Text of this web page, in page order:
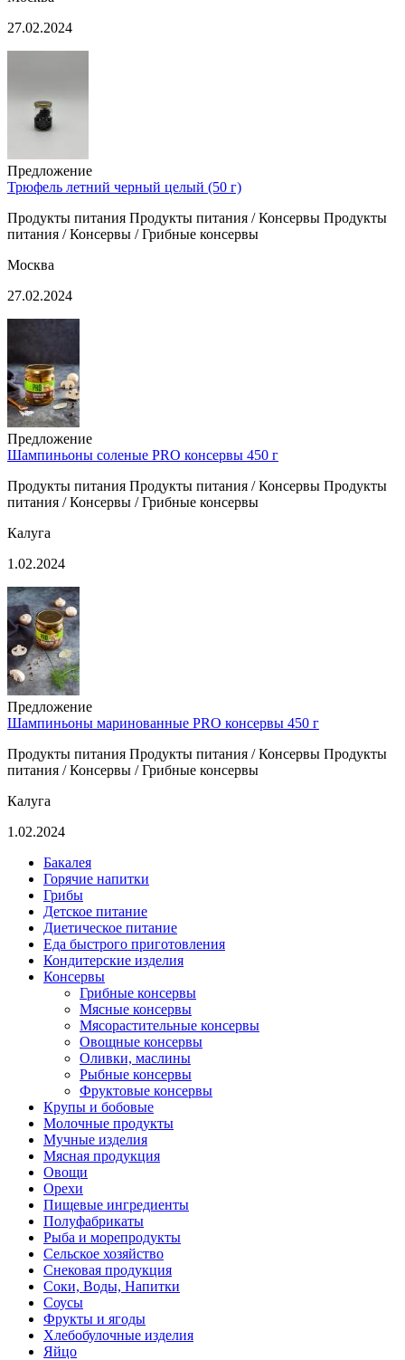
27.02.2024
Предложение
Трюфель летний черный целый (50 г)
Продукты питания Продукты питания / Консервы Продукты
питания / Консервы / Грибные консервы
Москва
27.02.2024
Предложение
Шампиньоны соленые PRO консервы 450 г
Продукты питания Продукты питания / Консервы Продукты
питания / Консервы / Грибные консервы
Калуга
1.02.2024
Предложение
Шампиньоны маринованные PRO консервы 450 г
Продукты питания Продукты питания / Консервы Продукты
питания / Консервы / Грибные консервы
Калуга
1.02.2024
Бакалея
Горячие напитки
Грибы
Детское питание
Диетическое питание
Еда быстрого приготовления
Кондитерские изделия
Консервы
Грибные консервы
Мясные консервы
Мясорастительные консервы
Овощные консервы
Оливки, маслины
Рыбные консервы
Фруктовые консервы
Крупы и бобовые
Молочные продукты
Мучные изделия
Мясная продукция
Овощи
Орехи
Пищевые ингредиенты
Полуфабрикаты
Рыба и морепродукты
Сельское хозяйство
Снековая продукция
Соки, Воды, Напитки
Соусы
Фрукты и ягоды
Хлебобулочные изделия
Яйцо